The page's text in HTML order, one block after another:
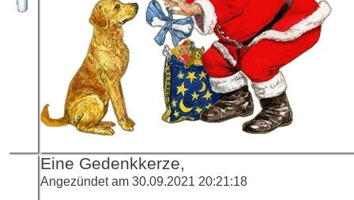
Eine Gedenkkerze,
Angezündet am 30.09.2021 20:21:18